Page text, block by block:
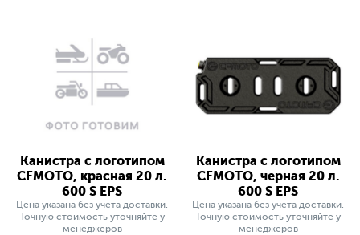
Канистра с логотипом
CFMOTO, красная 20 л.
600 S EPS
Цена указана без учета доставки.
Точную стоимость уточняйте у
менеджеров
Канистра с логотипом
CFMOTO, черная 20 л.
600 S EPS
Цена указана без учета доставки.
Точную стоимость уточняйте у
менеджеров